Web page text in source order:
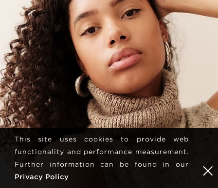
This site uses cookies to provide web
functionality and performance measurement.
Further information can be found in our
Privacy Policy